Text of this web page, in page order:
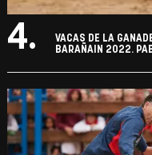
4.
VACAS DE LA
BARAÑAIN 2022.